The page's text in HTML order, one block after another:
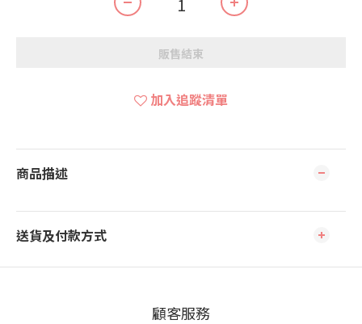
販售結束
加入追蹤清單
商品描述
送貨及付款方式
顧客服務